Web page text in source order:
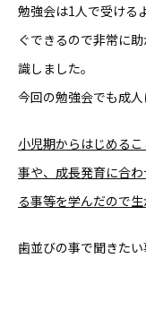
勉強会は1人で受ける
ぐできるので非常に
識しました。
今回の勉強会でも成人
小児期からはじめる
事や、成長発育に合
る事等を学んだので生
歯並びの事で聞きた